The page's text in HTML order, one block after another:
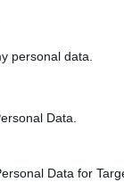
personal data.
Data.
Data for
carenza di
fondatore
– tra i